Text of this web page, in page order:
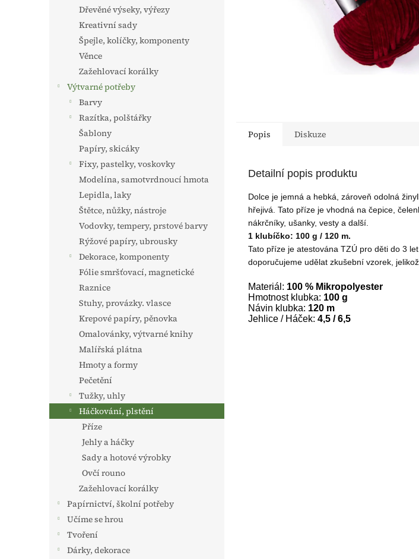
Dřevěné výseky, výřezy
Kreativní sady
Špejle, kolíčky, komponenty
Věnce
Zažehlovací korálky
Výtvarné potřeby
Barvy
Razítka, polštářky
Šablony
Papíry, skicáky
Fixy, pastelky, voskovky
Modelína, samotvrdnoucí hmota
Lepidla, laky
Štětce, nůžky, nástroje
Vodovky, tempery, prstové barvy
Rýžové papíry, ubrousky
Dekorace, komponenty
Fólie smršťovací, magnetické
Raznice
Stuhy, provázky. vlasce
Krepové papíry, pěnovka
Omalovánky, výtvarné knihy
Malířská plátna
Hmoty a formy
Pečetění
Tužky, uhly
Háčkování, plstění
Příze
Jehly a háčky
Sady a hotové výrobky
Ovčí rouno
Zažehlovací korálky
Papírnictví, školní potřeby
Učíme se hrou
Tvoření
Dárky, dekorace
Popis Diskuze
Detailní popis produktu
Dolce je jemná a hebká, zároveň odolná
hřejivá. Tato příze je vhodná na čepice,
nákrčníky, ušanky, vesty a další.
1 klubíčko: 100 g / 120 m.
Tato příze je atestována TZÚ pro děti do 3
doporučujeme udělat zkušební vzorek,
Materiál: 100 % Mikropolyester
Hmotnost klubka: 100 g
Návin klubka: 120 m
Jehlice / Háček: 4,5 / 6,5